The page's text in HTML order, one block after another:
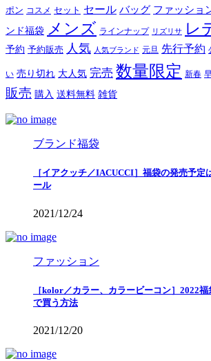
ポン コスメ セット セール バッグ ファッショ
ンド福袋 メンズ ラインナップ リズリサ レ
予約 予約販売 人気 人気ブランド 元旦 先行予約
い 売り切れ 大人気 完売 数量限定 新春
販売 購入 送料無料 雑貨
ブランド福袋
［イアクッチ／IACUCCI］福袋の発売予定
ール
2021/12/24
ファッション
［kolor／カラー、カラービーコン］2022
で買う方法
2021/12/20